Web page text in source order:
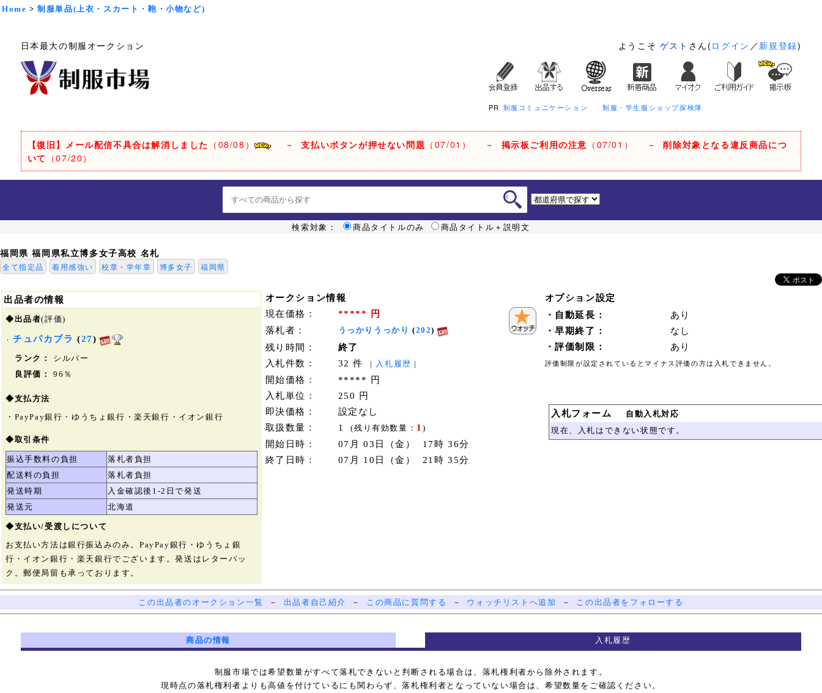
Home >制服単品(上衣・スカート・鞄・小物など)
日本最大の制服オークション ようこそ ゲスト さん( ログイン ／ 新規登録)
PR 制服コミュニケーション 制服・学生服ショップ探検隊
【復旧】メール配信不具合は解消しました （08/08） －支払いボタンが押せない問題 （07/01） － 掲示板ご利用の注意 （07/01） －削除対象となる違反商品につ
いて （07/20）
検索対象： 商品タイトルのみ 商品タイトル＋説明文
福岡県 福岡県私立博多女子高校 名札
全て指定品 着用感強い 校章・学年章 博多女子 福岡県
オークション情報
現在価格：
***** 円
落札者：
うっかりうっかり (202)
残り時間：
終了
入札件数：
32 件 | 入札履歴 |
開始価格：
***** 円
入札単位：
250 円
即決価格：
設定なし
取扱数量：
1(残り有効数量： 1 )
開始日時：
07月 03日（金） 17時 36分
終了日時：
07月 10日（金） 21時 35分
オプション設定
・自動延長：
あり
・早期終了：
なし
・評価制限：
あり
評価制限が設定されているとマイナス評価の方は入札できません。
入札フォーム 自動入札対応
現在、入札はできない状態です。
出品者の情報
◆出品者(評価)
チュパカブラ (27)
ランク：
シルバー
良評価：
96％
◆支払方法
・PayPay銀行・ゆうちょ銀行・楽天銀行・イオン銀行
◆取引条件
振込手数料の負担
落札者負担
配送料の負担
落札者負担
発送時期
入金確認後1-2日で発送
発送元
北海道
◆支払い/受渡しについて
お支払い方法は銀行振込みのみ。PayPay銀行・ゆうちょ銀
行・イオン銀行・楽天銀行でございます。発送はレターパッ
ク。郵便局留も承っております。
この出品者のオークション一覧 － 出品者自己紹介 － この商品に質問する － ウォッチリストへ追加 － この出品者をフォローする
商品の情報 入札履歴
制服市場では希望数量がすべて落札できないと判断される場合は、落札権利者から除外されます。
現時点の落札権利者よりも高値を付けているにも関わらず、落札権利者となっていない場合は、希望数量をご確認ください。